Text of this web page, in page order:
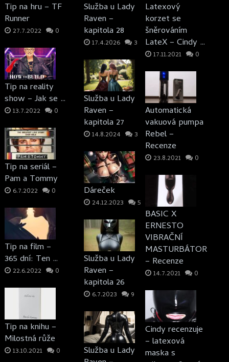
Tip na hru – TF
Runner
27.7.2022 0
Tip na reality
show – Jak se …
13.7.2022 0
Tip na seriál –
Pam a Tommy
6.7.2022 0
Tip na film –
365 dní: Ten …
22.6.2022 0
Tip na knihu –
Milostná růže
13.10.2021 0
Služba u Lady
Raven –
kapitola 28
17.4.2026 3
Služba u Lady
Raven –
kapitola 27
14.8.2024 3
Dáreček
24.12.2023 5
Služba u Lady
Raven –
kapitola 26
6.7.2023 9
Služba u Lady
Latexový
korzet se
šněrováním
LateX – Cindy …
17.11.2021 0
Automatická
vakuová pumpa
Rebel –
Recenze
23.8.2021 0
BASIC X
ERNESTO
VIBRAČNÍ
MASTURBÁTOR
– Recenze
14.7.2021 0
Cindy recenzuje
– latexová
maska s